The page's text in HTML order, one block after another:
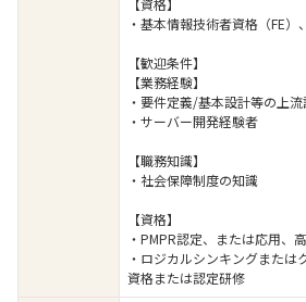
【資格】
・基本情報技術者資格（FE
【歓迎条件】
【業務経験】
・要件定義/基本設計等の上
・サーバー開発経験者
【職務知識】
・社会保障制度の知識
【資格】
・PMPR認定、または応用、
・ロジカルシンキングまたは
資格または認定研修